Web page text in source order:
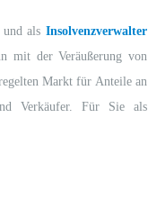
als Insolvenzverwalter
mit der Veräußerung von
Markt für Anteile an
Verkäufer. Für Sie als